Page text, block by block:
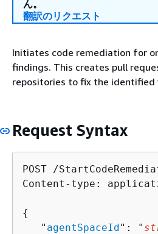
ん。
翻訳のリクエスト
Initiates code remediation for
findings. This creates pull
repositories to fix the identified
Request Syntax
POST /
Content-type:
{
   "
agentSpaceId": "